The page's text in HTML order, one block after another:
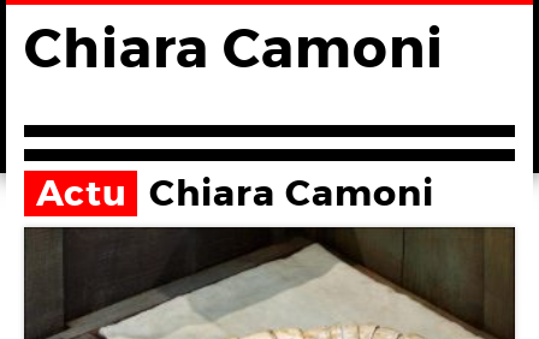
Chiara Camoni
Actu Chiara Camoni